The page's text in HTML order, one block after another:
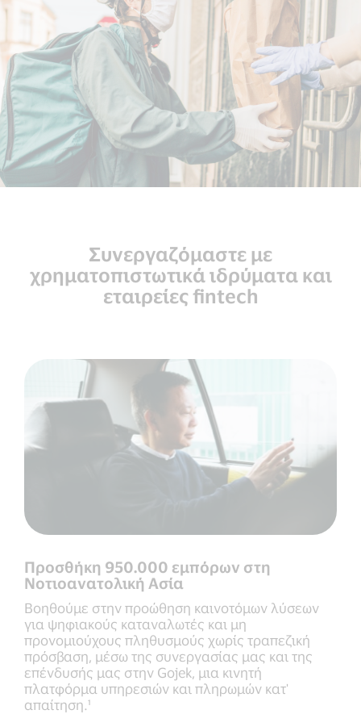
Συνεργαζόμαστε με
χρηματοπιστωτικά ιδρύματα και
εταιρείες fintech
Προσθήκη 950.000 εμπόρων στη
Νοτιοανατολική Ασία
Βοηθούμε στην προώθηση καινοτόμων λύσεων
για ψηφιακούς καταναλωτές και μη
προνομιούχους πληθυσμούς χωρίς τραπεζική
πρόσβαση, μέσω της συνεργασίας μας και της
επένδυσής μας στην Gojek, μια κινητή
πλατφόρμα υπηρεσιών και πληρωμών κατ'
απαίτηση.¹